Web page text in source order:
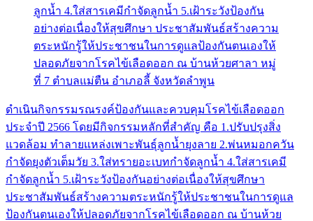
ดำเนินกิจกรรมรณรงค์ป้องกันและควบคุมโรคไข้เลือดออก
ประจำปี 2566 โดยมีกิจกรรมหลักที่สำคัญ คือ 1.ปรับปรุงสิ่ง
แวดล้อม ทำลายแหล่งเพาะพันธุ์ลูกน้ำยุงลาย 2.พ่นหมอกควัน
กำจัดยุงตัวเต็มวัย 3.ใส่ทรายอะเบทกำจัดลูกน้ำ 4.ใส่สารเคมี
กำจัดลูกน้ำ 5.เฝ้าระวังป้องกันอย่างต่อเนื่องให้สุขศึกษา
ประชาสัมพันธ์สร้างความตระหนักรู้ให้ประชาชนในการดูแล
ป้องกันตนเองให้ปลอดภัยจากโรคไข้เลือดออก ณ บ้านห้วย